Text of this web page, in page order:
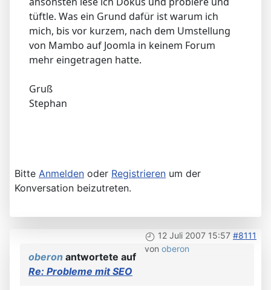
tüftle. Was ein Grund dafür ist warum ich
mich, bis vor kurzem, nach dem Umstellung
von Mambo auf Joomla in keinem Forum
mehr eingetragen hatte.
Gruß
Stephan
Bitte Anmelden oder Registrieren um der
Konversation beizutreten.
12 Juli 2007 15:57 #8111
von oberon
oberon antwortete auf
Re: Probleme mit SEO